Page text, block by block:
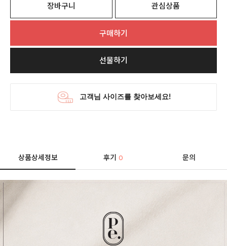
장바구니 관심상품
구매하기
선물하기
상품상세정보 후기0 문의